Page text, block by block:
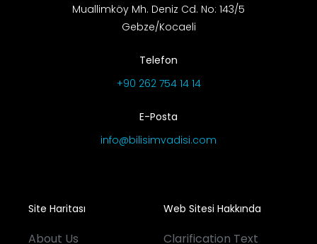
Muallimköy Mh. Deniz Cd. No: 143/5
Gebze/Kocaeli
Telefon
+90 262 754 14 14
E-Posta
info@bilisimvadisi.com
Site Haritası
About Us
Web Sitesi Hakkında
Clarification Text